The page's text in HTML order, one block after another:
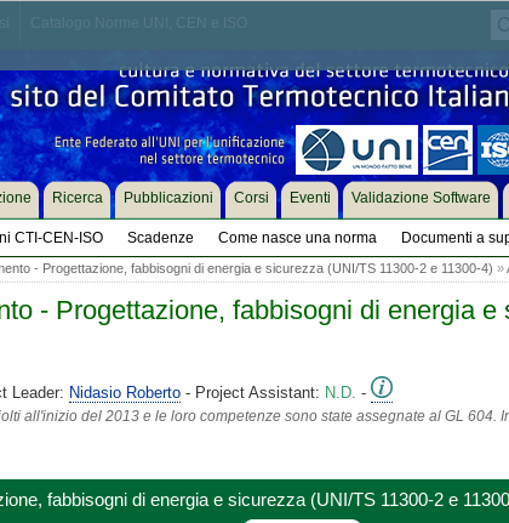
CTI-CEN-ISO Scadenze Come nasce una norma Documenti a
Ricerca Pubblicazioni Corsi Eventi Validazione Software
- Progettazione, fabbisogni di energia e sicurezza (UNI/TS 11300-2 e 11300-4) »
- Progettazione, fabbisogni di energia e
Leader: Nidasio Roberto- Project Assistant: N.D. -
all'inizio del 2013 e le loro competenze sono state assegnate al GL 604.
fabbisogni di energia e sicurezza (UNI/TS 11300-2 e